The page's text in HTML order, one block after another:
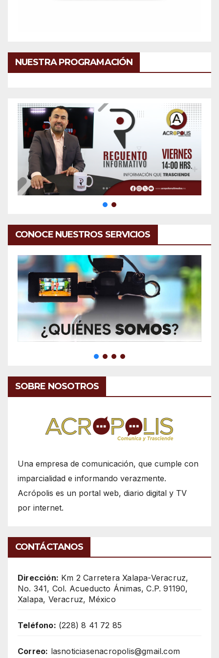
NUESTRA PROGRAMACIÓN
CONOCE NUESTROS SERVICIOS
SOBRE NOSOTROS
Una empresa de comunicación, que cumple con
imparcialidad e informando verazmente.
Acrópolis es un portal web, diario digital y TV
por internet.
CONTÁCTANOS
Dirección: Km 2 Carretera Xalapa-Veracruz,
No. 341, Col. Acueducto Ánimas, C.P. 91190,
Xalapa, Veracruz, México
Teléfono: (228) 8 41 72 85
Correo: lasnoticiasenacropolis@gmail.com